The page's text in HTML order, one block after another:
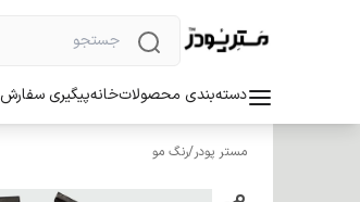
دسته‌بندی محصولاتخانهپیگیری سفارش
مستر پودر/رنگ مو